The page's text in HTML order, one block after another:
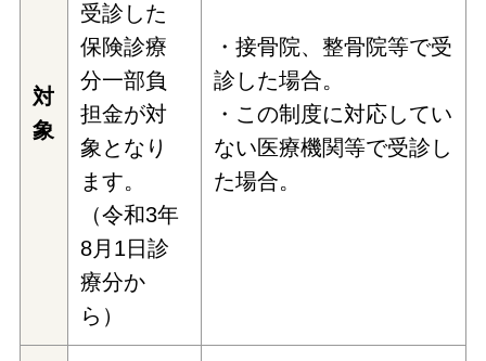
対
象
受診した
保険診療
分一部負
担金が対
象となり
ます。
（令和3年
8月1日診
療分か
ら）
・接骨院、整骨院等で受
診した場合。
・この制度に対応してい
ない医療機関等で受診し
た場合。